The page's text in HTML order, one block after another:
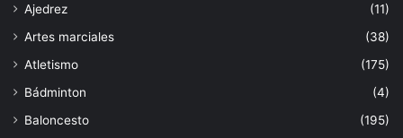
Ajedrez
(11)
Artes marciales
(38)
Atletismo
(175)
Bádminton
(4)
Baloncesto
(195)